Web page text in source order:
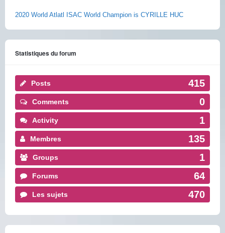
2020 World Atlatl ISAC World Champion is CYRILLE HUC
Statistiques du forum
Posts 415
Comments 0
Activity 1
Membres 135
Groups 1
Forums 64
Les sujets 470